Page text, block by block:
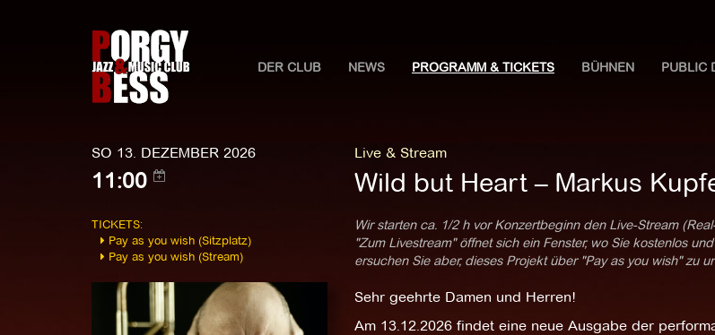
DER CLUB NEWS PROGRAMM & TICKETS BÜHNEN PUBLIC
SO 13. DEZEMBER 2026
11:00
Live & Stream
Wild but Heart – Markus
TICKETS:
Pay as you wish (Sitzplatz)
Pay as you wish (Stream)
Wir starten ca. 1/2 h vor Konzertbeginn den Live-Stream
"Zum Livestream" öffnet sich ein Fenster, wo Sie kostenlos
ersuchen Sie aber, dieses Projekt über "Pay as you wish" zu
Sehr geehrte Damen und Herren!
Am 13.12.2026 findet eine neue Ausgabe der